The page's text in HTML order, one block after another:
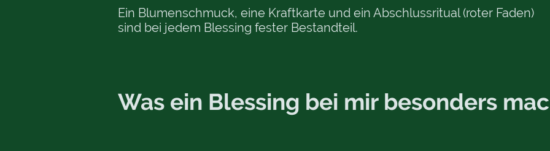
Ein Blumenschmuck, eine Kraftkarte und ein Abschlussritual (roter Faden)
sind bei jedem Blessing fester Bestandteil.
Was ein Blessing bei mir besonders